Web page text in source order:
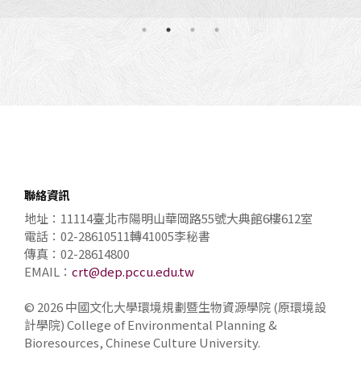
聯絡資訊
地址：11114臺北市陽明山華岡路55號大典館6樓612室
電話：02-28610511轉41005李秘書
傳真：02-28614800
EMAIL： crt@dep.pccu.edu.tw
© 2026 中國文化大學環境規劃暨生物資源學院 (原環境設
計學院) College of Environmental Planning &
Bioresources, Chinese Culture University.